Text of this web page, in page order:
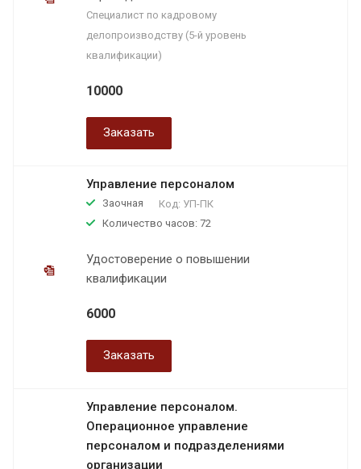
Специалист по кадровому
делопроизводству (5-й уровень
квалификации)
10000
Заказать
Управление персоналом
Заочная Код: УП-ПК
Количество часов: 72
Удостоверение о повышении
квалификации
6000
Заказать
Управление персоналом.
Операционное управление
персоналом и подразделениями
организации